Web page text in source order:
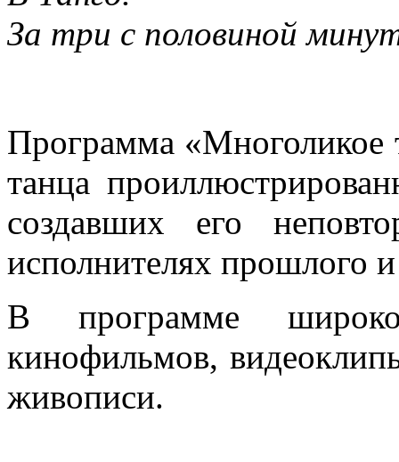
За три с половиной
Программа «Многоликое
танца
создавших его
исполнителях прошлого
В программе широко
кинофильмов,
живописи.